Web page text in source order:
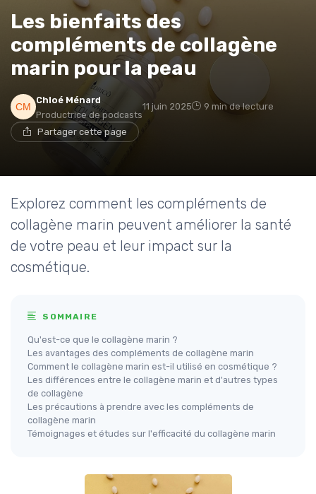
Les bienfaits des
compléments de collagène
marin pour la peau
Chloé Ménard
Productrice de podcasts
11 juin 2025 9 min de lecture
Partager cette page
Explorez comment les compléments de
collagène marin peuvent améliorer la santé
de votre peau et leur impact sur la
cosmétique.
SOMMAIRE
Qu'est-ce que le collagène marin ?
Les avantages des compléments de collagène marin
Comment le collagène marin est-il utilisé en cosmétique ?
Les différences entre le collagène marin et d'autres types
de collagène
Les précautions à prendre avec les compléments de
collagène marin
Témoignages et études sur l'efficacité du collagène marin